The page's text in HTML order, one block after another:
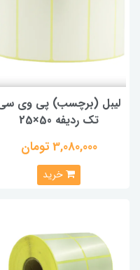
لیبل (برچسب) پی وی
تک ردیفه 50×25
3,080,000 تومان
خرید